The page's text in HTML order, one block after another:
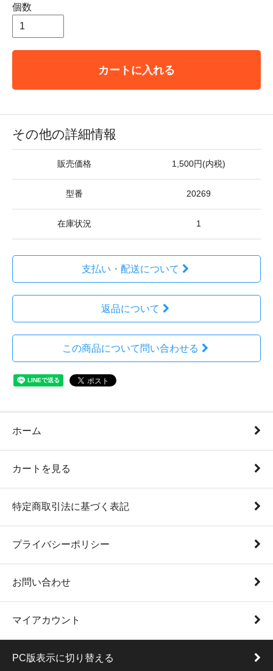
個数
カートに入れる
その他の詳細情報
販売価格 1,500円(内税)
型番 20269
在庫状況 1
支払い・配送について
返品について
この商品について問い合わせる
ホーム
カートを見る
特定商取引法に基づく表記
プライバシーポリシー
お問い合わせ
マイアカウント
PC版表示に切り替える